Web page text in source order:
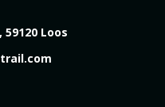
59120 Loos